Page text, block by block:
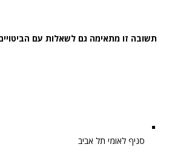
תשובה זו מתאימה גם לשאלות עם
סניף לאומי תל אביב